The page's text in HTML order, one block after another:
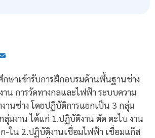
ษาเข้ารับการฝึกอบรมด้านพื้นฐานช่าง
าน การวัดทางกลและไฟฟ้า ระบบความ
านช่าง โดยปฏิบัติการแยกเป็น 3 กลุ่ม
ลุ่มงาน ได้แก่ 1.ปฏิบัติงาน ตัด ตะไบ งาน
ก-ใน 2.ปฏิบัติงานเชื่อมไฟฟ้า เชื่อมแก๊ส